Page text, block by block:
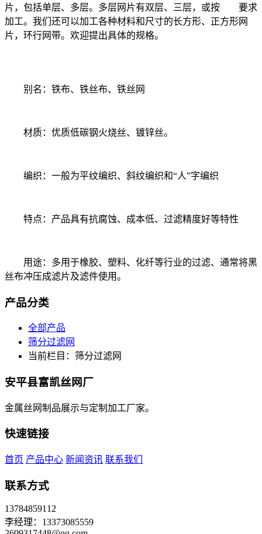
片，包括单层、多层。多层网片有双层、三层，或按 要求
加工。我们还可以加工各种材料和尺寸的长方形、正方形网
片，环行网带。欢迎提出具体的规格。
别名：铁布、铁丝布、铁丝网
材质：优质低碳钢火烧丝、镀锌丝。
编织：一般为平纹编织、斜纹编织和“人”字编织
特点：产品具有抗腐蚀、成本低、过滤精度好等特性
用途：多用于橡胶、塑料、化纤等行业的过滤、通常将黑
丝布冲压成滤片及滤件使用。
产品分类
全部产品
筛分过滤网
当前栏目：筛分过滤网
安平县富凯丝网厂
金属丝网制品展示与定制加工厂家。
快速链接
首页 产品中心 新闻资讯 联系我们
联系方式
13784859112
李经理：13373085559